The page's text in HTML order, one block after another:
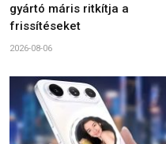
gyártó máris ritkítja a
frissítéseket
2026-08-06